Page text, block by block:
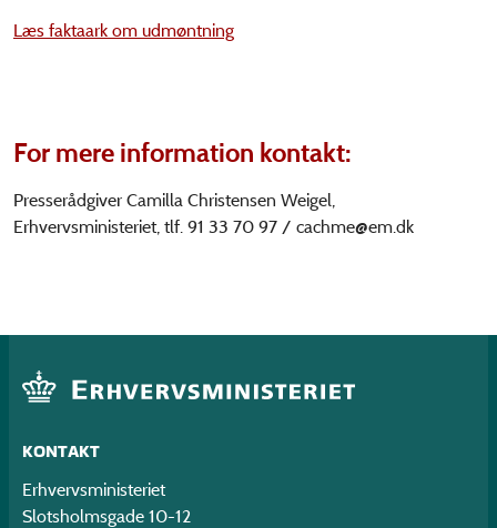
Læs faktaark om udmøntning
For mere information kontakt:
Presserådgiver Camilla Christensen Weigel,
Erhvervsministeriet, tlf. 91 33 70 97 / cachme@em.dk
KONTAKT
Erhvervsministeriet
Slotsholmsgade 10-12